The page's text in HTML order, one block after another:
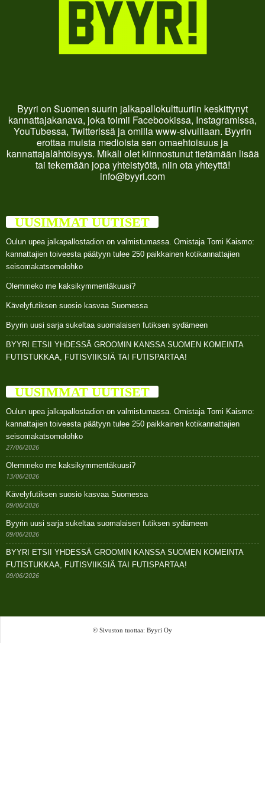
Byyri on Suomen suurin jalkapallokulttuuriin keskittynyt
kannattajakanava, joka toimii Facebookissa, Instagramissa,
YouTubessa, Twitterissä ja omilla www-sivuillaan. Byyrin
erottaa muista medioista sen omaehtoisuus ja
kannattajalähtöisyys. Mikäli olet kiinnostunut tietämään lisää
tai tekemään jopa yhteistyötä, niin ota yhteyttä!
info@byyri.com
UUSIMMAT UUTISET
Oulun upea jalkapallostadion on valmistumassa. Omistaja Tomi Kaismo:
kannattajien toiveesta päätyyn tulee 250 paikkainen kotikannattajien
seisomakatsomolohko
Olemmeko me kaksikymmentäkuusi?
Kävelyfutiksen suosio kasvaa Suomessa
Byyrin uusi sarja sukeltaa suomalaisen futiksen sydämeen
BYYRI ETSII YHDESSÄ GROOMIN KANSSA SUOMEN KOMEINTA
FUTISTUKKAA, FUTISVIIKSIÄ TAI FUTISPARTAA!
UUSIMMAT UUTISET
Oulun upea jalkapallostadion on valmistumassa. Omistaja Tomi Kaismo:
kannattajien toiveesta päätyyn tulee 250 paikkainen kotikannattajien
seisomakatsomolohko
27/06/2026
Olemmeko me kaksikymmentäkuusi?
13/06/2026
Kävelyfutiksen suosio kasvaa Suomessa
09/06/2026
Byyrin uusi sarja sukeltaa suomalaisen futiksen sydämeen
09/06/2026
BYYRI ETSII YHDESSÄ GROOMIN KANSSA SUOMEN KOMEINTA
FUTISTUKKAA, FUTISVIIKSIÄ TAI FUTISPARTAA!
09/06/2026
© Sivuston tuottaa: Byyri Oy